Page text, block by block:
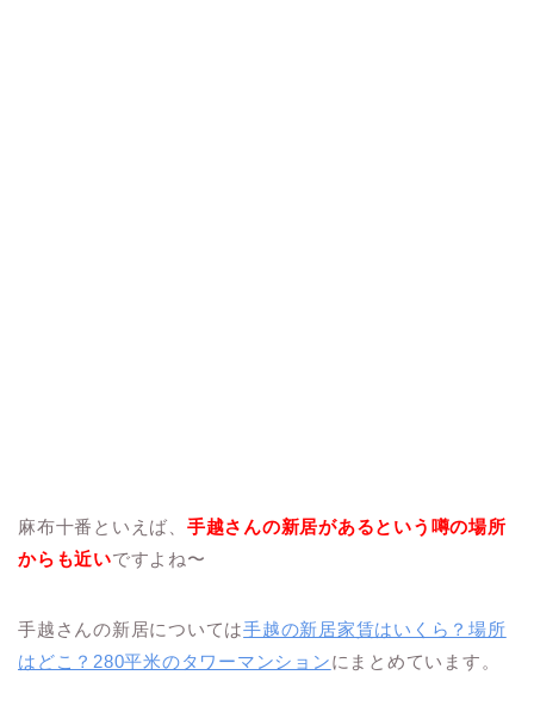
麻布十番といえば、 手越さんの新居があるという噂の場所
からも近いですよね〜
手越さんの新居については手越の新居家賃はいくら？場所
はどこ？280平米のタワーマンションにまとめています。